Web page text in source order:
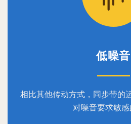
低噪音
相比其他传动方式，同步带的
对噪音要求敏感